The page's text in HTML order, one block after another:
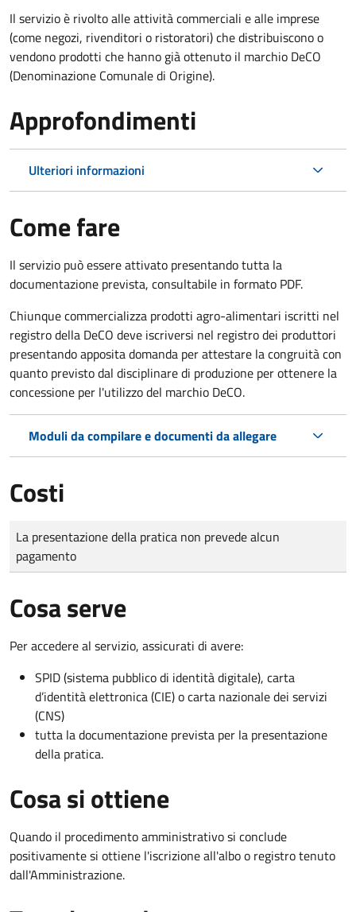
Il servizio è rivolto alle attività commerciali e alle imprese
(come negozi, rivenditori o ristoratori) che distribuiscono o
vendono prodotti che hanno già ottenuto il marchio DeCO
(Denominazione Comunale di Origine).
Approfondimenti
Ulteriori informazioni
Come fare
Il servizio può essere attivato presentando tutta la
documentazione prevista, consultabile in formato PDF.
Chiunque commercializza prodotti agro-alimentari iscritti nel
registro della DeCO deve iscriversi nel registro dei produttori
presentando apposita domanda per attestare la congruità con
quanto previsto dal disciplinare di produzione per ottenere la
concessione per l'utilizzo del marchio DeCO.
Moduli da compilare e documenti da allegare
Costi
Tipo di pagamento
Importo
La presentazione della pratica non prevede alcun
pagamento
Cosa serve
Per accedere al servizio, assicurati di avere:
SPID (sistema pubblico di identità digitale), carta
d’identità elettronica (CIE) o carta nazionale dei servizi
(CNS)
tutta la documentazione prevista per la presentazione
della pratica.
Cosa si ottiene
Quando il procedimento amministrativo si conclude
positivamente si ottiene l'iscrizione all'albo o registro tenuto
dall'Amministrazione.